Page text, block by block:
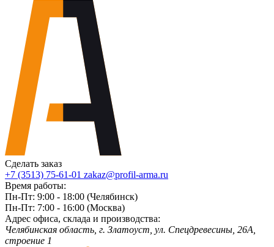
Сделать заказ
+7 (3513) 75-61-01 zakaz@profil-arma.ru
Время работы:
Пн-Пт: 9:00 - 18:00 (Челябинск)
Пн-Пт: 7:00 - 16:00 (Москва)
Адрес офиса, склада и производства:
Челябинская область, г. Злaтoycт, ул. Спецдревесины, 26А,
строение 1